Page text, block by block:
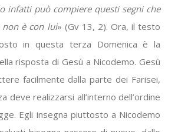
infatti può compiere questi segni che
non è con lui» (Gv 13, 2). Ora, il testo
in questa terza Domenica è la
risposta di Gesù a Nicodemo. Gesù
facilmente dalla parte dei Farisei,
deve realizzarsi all’interno dell’ordine
Egli insegna piuttosto a Nicodemo